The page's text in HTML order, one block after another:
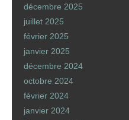
décembre 2025
juillet 2025
février 2025
janvier 2025
décembre 2024
octobre 2024
février 2024
janvier 2024